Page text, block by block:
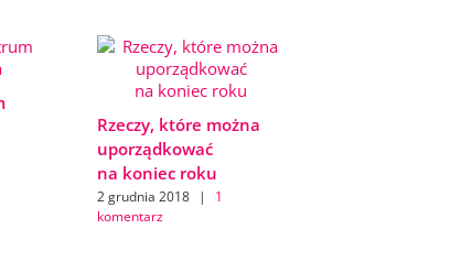
Rzeczy, które można
uporządkować
na koniec roku
2 grudnia 2018 |
1
komentarz